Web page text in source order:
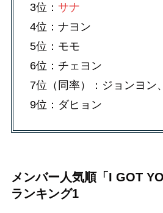
3位： サナ
4位：ナヨン
5位：モモ
6位：チェヨン
7位（同率）：ジョンヨン
9位：ダヒョン
メンバー人気順「I GOT
ランキング1